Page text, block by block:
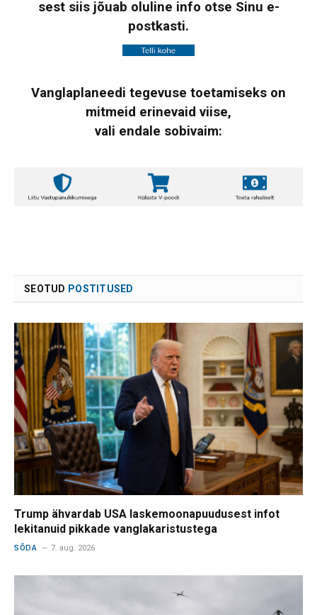
sest siis jõuab oluline info otse Sinu e-
postkasti.
Vanglaplaneedi tegevuse toetamiseks on
mitmeid erinevaid viise,
vali endale sobivaim:
SEOTUD POSTITUSED
Trump ähvardab USA laskemoonapuudusest infot
lekitanuid pikkade vanglakaristustega
SÕDA 7. aug. 2026